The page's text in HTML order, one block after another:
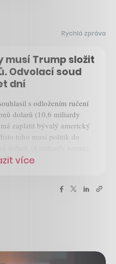
Rychlá zpráva
musí Trump složit
Odvolací soud
dní
s odložením ručení
dolarů (10,6 miliardy
zaplatit bývalý americký
toho musí politik do
více